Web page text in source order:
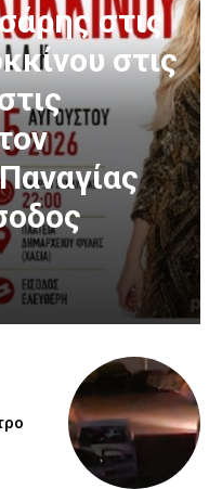
στις
στις